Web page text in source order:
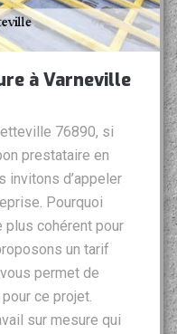
à Varneville
76890, si
prestataire en
invitons d’appeler
Pourquoi
cohérent pour
un tarif
permet de
ce projet.
sur mesure qui